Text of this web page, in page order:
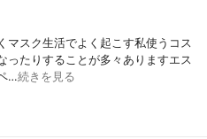
マスク生活でよく起こす私使うコス
ったりすることが多々ありますエス
…続きを見る